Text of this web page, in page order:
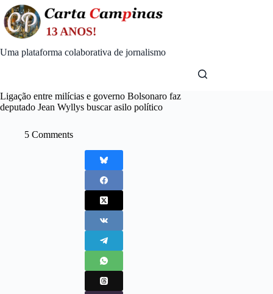
Skip
to
content
Uma plataforma colaborativa de jornalismo
Ligação entre milícias e governo Bolsonaro faz
deputado Jean Wyllys buscar asilo político
5 Comments